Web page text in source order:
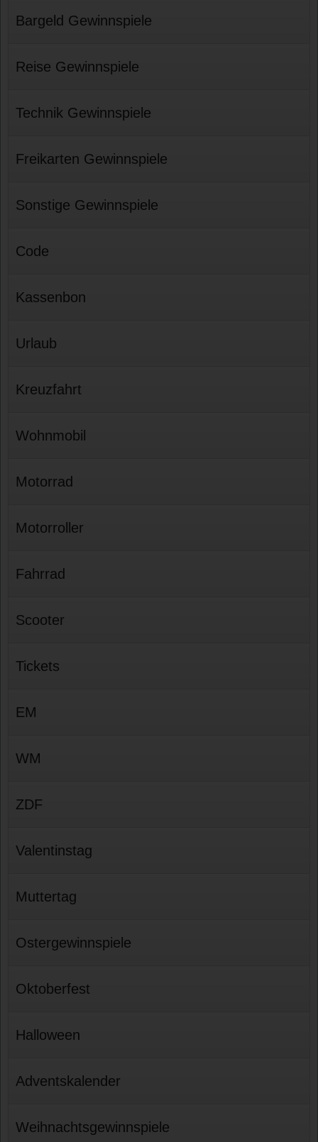
Bargeld Gewinnspiele
Reise Gewinnspiele
Technik Gewinnspiele
Freikarten Gewinnspiele
Sonstige Gewinnspiele
Code
Kassenbon
Urlaub
Kreuzfahrt
Wohnmobil
Motorrad
Motorroller
Fahrrad
Scooter
Tickets
EM
WM
ZDF
Valentinstag
Muttertag
Ostergewinnspiele
Oktoberfest
Halloween
Adventskalender
Weihnachtsgewinnspiele